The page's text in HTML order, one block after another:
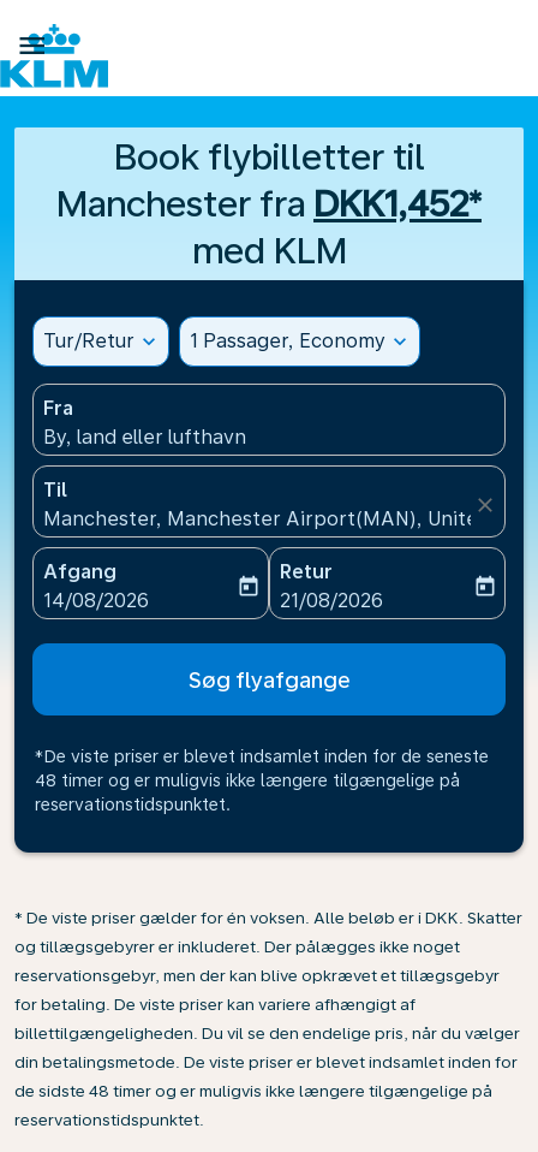

Book flybilletter til
Manchester fra DKK1,452*
med KLM
Tur/Retur expand_more 1 Passager, Economy expand_more
Fra
By, land eller lufthavn
Til
Manchester, Manchester Airport(MAN), United
close
Afgang
fc-booking-departure-date-aria-label
14/08/2026
today
Retur
fc-booking-return-date-
21/08/2026
today
Søg flyafgange
*De viste priser er blevet indsamlet inden for de seneste
48 timer og er muligvis ikke længere tilgængelige på
reservationstidspunktet.
* De viste priser gælder for én voksen. Alle beløb er i DKK. Skatter
og tillægsgebyrer er inkluderet. Der pålægges ikke noget
reservationsgebyr, men der kan blive opkrævet et tillægsgebyr
for betaling. De viste priser kan variere afhængigt af
billettilgængeligheden. Du vil se den endelige pris, når du vælger
din betalingsmetode. De viste priser er blevet indsamlet inden for
de sidste 48 timer og er muligvis ikke længere tilgængelige på
reservationstidspunktet.